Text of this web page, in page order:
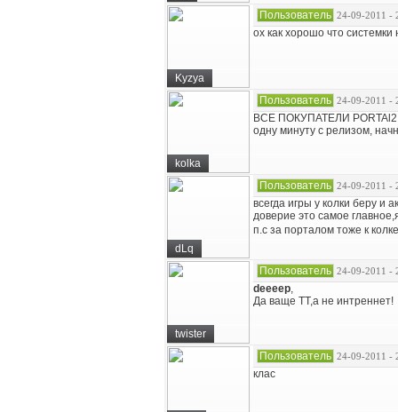
Kyzya
Пользователь 24-09-2011 -
ох как хорошо что системки
kolka
Пользователь 24-09-2011 -
ВСЕ ПОКУПАТЕЛИ PORTAl2
одну минуту с релизом,
dLq
Пользователь 24-09-2011 -
всегда игры у колки беру и
доверие это самое
п.с за порталом тоже к
twister
Пользователь 24-09-2011 -
deeeep,
Да ваще ТТ,а не интреннет!
Пользователь 24-09-2011 -
клас